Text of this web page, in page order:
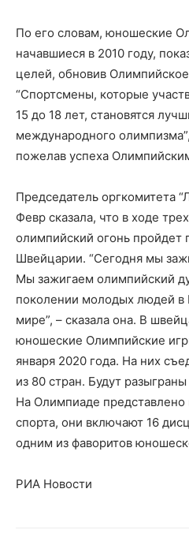
По его словам, юношеские
начавшиеся в 2010 году,
целей, обновив
“Спортсмены, которые
15 до 18 лет, становятся
международного
пожелав успеха
Председатель оргкомитета
Февр сказала, что в ходе
олимпийский огонь пройдет
Швейцарии. “Сегодня мы
Мы зажигаем олимпийский
поколении молодых людей
мире”, – сказала она. В
юношеские Олимпийские
января 2020 года. На них
из 80 стран. Будут
На Олимпиаде представлено
спорта, они включают 16
одним из фаворитов
РИА Новости